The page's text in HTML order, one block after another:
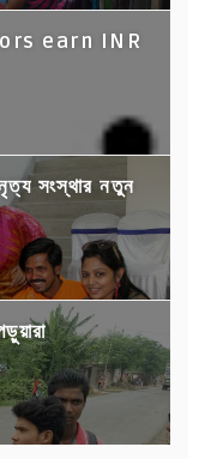
earn INR
সংস্থার নতুন